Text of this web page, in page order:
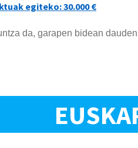
egiteko: 30.000 €
da, garapen bidean